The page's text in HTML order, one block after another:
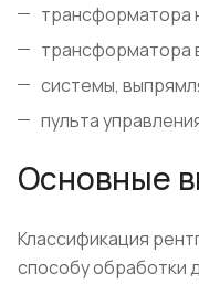
трансформатора
трансформатора
системы,
пульта
Основные
Классификация
способу обработки